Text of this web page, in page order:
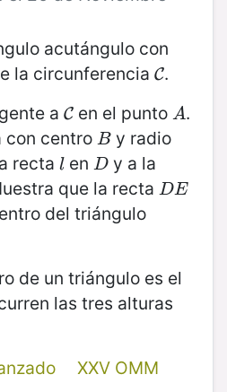
acutángulo con
la circunferencia C
C.
a C
Cen el punto A
A.
con centro B
By radio
recta l
l en D
D y a la
que la recta DE
DE
del triángulo
de un triángulo es el
las tres alturas
XXV OMM